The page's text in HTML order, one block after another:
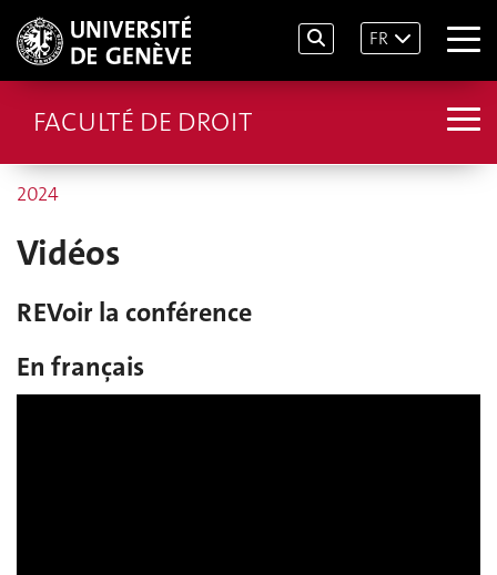
FR
FACULTÉ DE DROIT
2024
Vidéos
REVoir la conférence
En français